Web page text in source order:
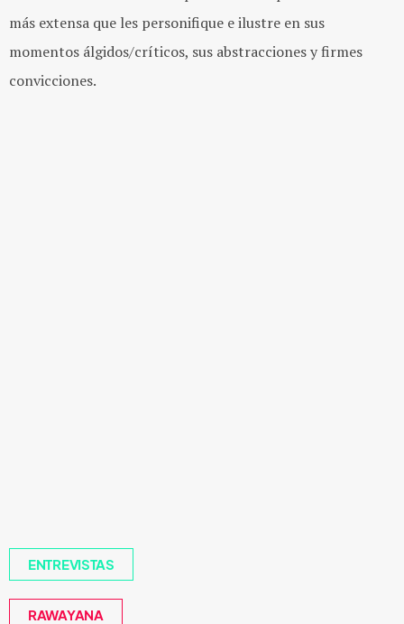
más extensa que les personifique e ilustre en sus
momentos álgidos/críticos, sus abstracciones y firmes
convicciones.
ENTREVISTAS
RAWAYANA